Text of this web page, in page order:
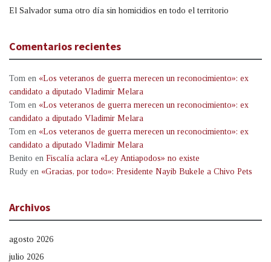
El Salvador suma otro día sin homicidios en todo el territorio
Comentarios recientes
Tom en «Los veteranos de guerra merecen un reconocimiento»: ex
candidato a diputado Vladimir Melara
Tom en «Los veteranos de guerra merecen un reconocimiento»: ex
candidato a diputado Vladimir Melara
Tom en «Los veteranos de guerra merecen un reconocimiento»: ex
candidato a diputado Vladimir Melara
Benito en Fiscalía aclara «Ley Antiapodos» no existe
Rudy en «Gracias, por todo»: Presidente Nayib Bukele a Chivo Pets
Archivos
agosto 2026
julio 2026